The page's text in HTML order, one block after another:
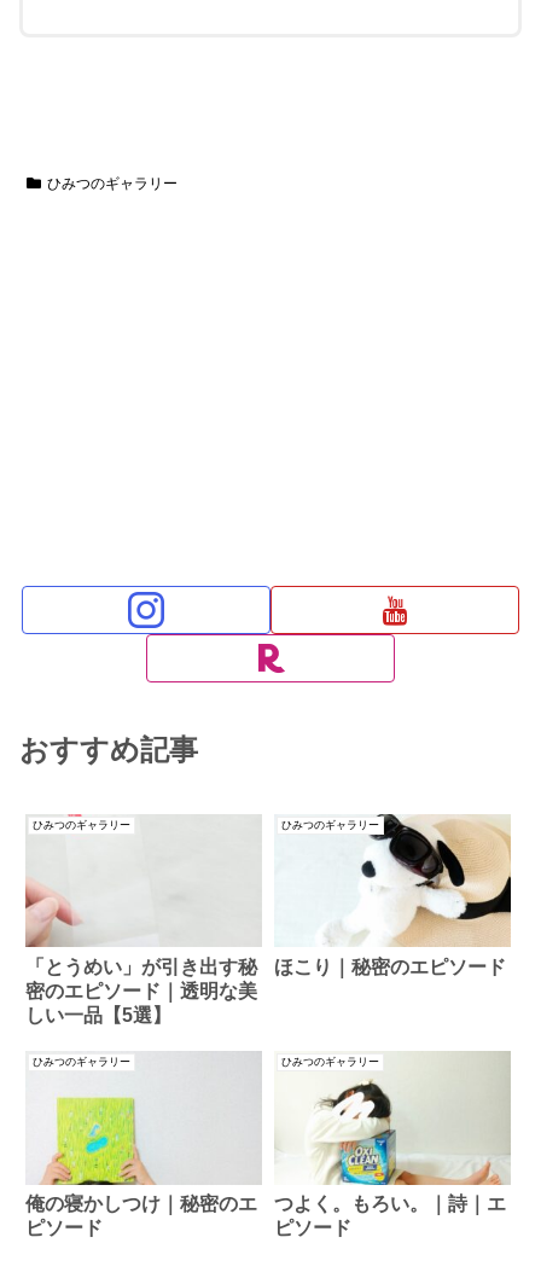
ひみつのギャラリー
おすすめ記事
ひみつのギャラリー
「とうめい」が引き出す秘
密のエピソード｜透明な美
しい一品【5選】
ひみつのギャラリー
ほこり｜秘密のエピソード
ひみつのギャラリー
俺の寝かしつけ｜秘密のエ
ピソード
ひみつのギャラリー
つよく。もろい。｜詩｜エ
ピソード